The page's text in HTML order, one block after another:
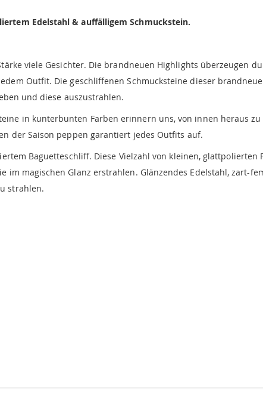
Edelstahl & auffälligem Schmuckstein.
viele Gesichter. Die brandneuen Highlights überzeugen
Outfit. Die geschliffenen Schmucksteine dieser
und diese auszustrahlen.
in kunterbunten Farben erinnern uns, von innen heraus
der Saison peppen garantiert jedes Outfits auf.
Baguetteschliff. Diese Vielzahl von kleinen, glattpolierten
im magischen Glanz erstrahlen. Glänzendes Edelstahl, zart-
strahlen.